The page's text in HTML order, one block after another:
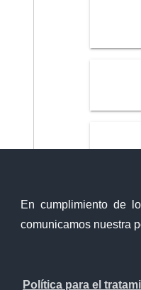
En cumplimiento de
comunicamos nuestra
Política para el